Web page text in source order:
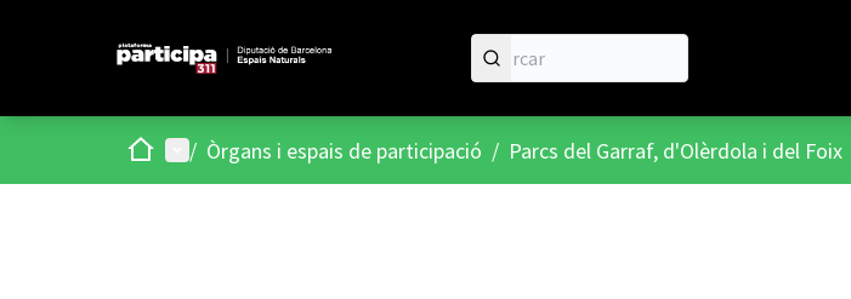
Inici Menú principal
/ Òrgans i espais de participació / Parcs del Garraf, d'Olèrdola i del Foix